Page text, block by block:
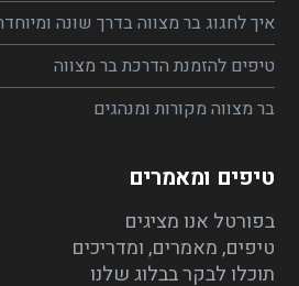
איך לחגוג בר מצווה בדרך שונה ומיוחדת
טיפים להזמנת הדרכת בר מצווה
בר מצווה מקורות ומנהגים
טיפים ומאמרים
בפורטל אנו מציגים
טיפים, מאמרים, ומדריכים
תוכלו לבקר בבלוג שלנו